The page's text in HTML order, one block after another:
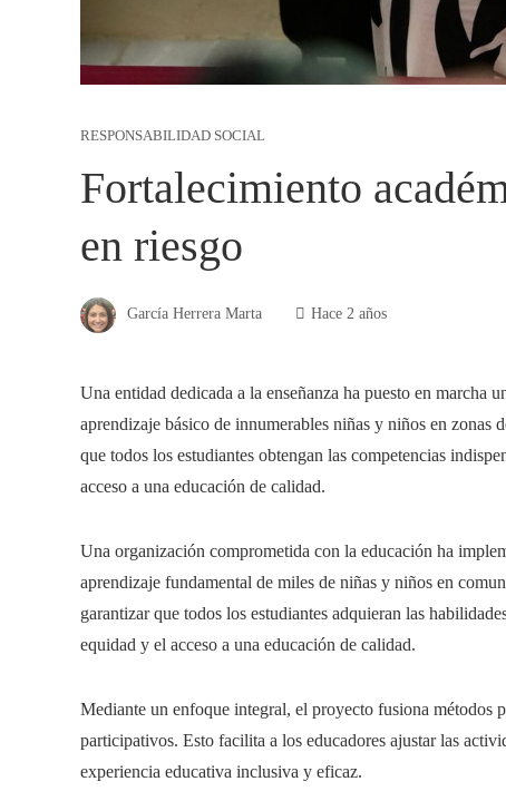
RESPONSABILIDAD SOCIAL
Fortalecimiento
en riesgo
García Herrera Marta Hace 2 años
Una entidad dedicada a la enseñanza ha puesto en marcha
aprendizaje básico de innumerables niñas y niños en
que todos los estudiantes obtengan las competencias
acceso a una educación de calidad.
Una organización comprometida con la educación ha
aprendizaje fundamental de miles de niñas y niños en
garantizar que todos los estudiantes adquieran las
equidad y el acceso a una educación de calidad.
Mediante un enfoque integral, el proyecto fusiona métodos
participativos. Esto facilita a los educadores ajustar las
experiencia educativa inclusiva y eficaz.